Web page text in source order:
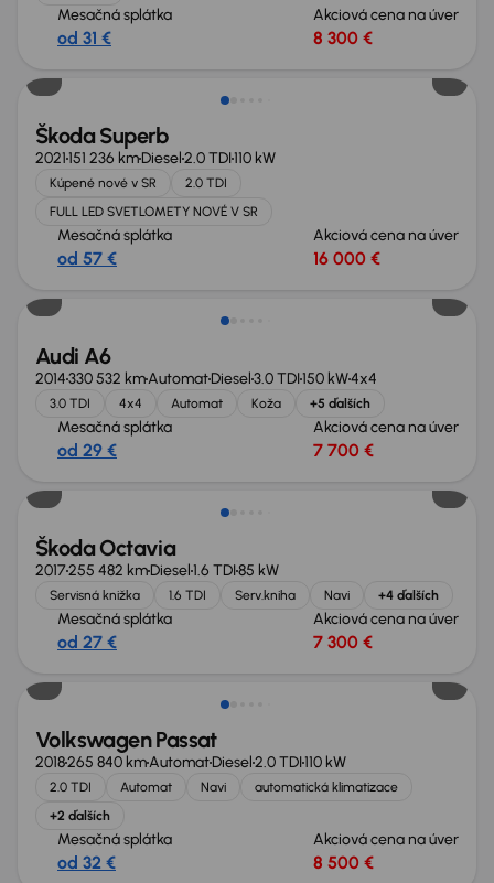
Mesačná splátka
od 31 €
Akciová cena na úver
8 300 €
Škoda Superb
2021151 236 kmDiesel2.0 TDI110 kW
Kúpené nové v SR
2.0 TDI
FULL LED SVETLOMETY NOVÉ V SR
Mesačná splátka
od 57 €
Akciová cena na úver
16 000 €
Zlacnené o 600 €
Audi A6
2014330 532 kmAutomatDiesel3.0 TDI150 kW4x4
3.0 TDI 4x4 Automat Koža +5 ďalších
Mesačná splátka
od 29 €
Akciová cena na úver
7 700 €
Zlacnené o 700 €
Škoda Octavia
2017255 482 kmDiesel1.6 TDI85 kW
Servisná knižka 1.6 TDI Serv.kniha Navi +4 ďalších
Mesačná splátka
od 27 €
Akciová cena na úver
7 300 €
Zlacnené o 1 700 €
Volkswagen Passat
2018265 840 kmAutomatDiesel2.0 TDI110 kW
2.0 TDI Automat Navi
automatická klimatizace
+2 ďalších
Mesačná splátka
od 32 €
Akciová cena na úver
8 500 €
Zlacnené o 900 €